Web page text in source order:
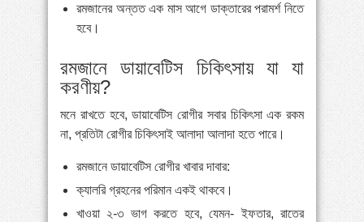
রমজানের অন্তত এক মাস আগে ডাক্তারের পরামর্শ নিতে
হবে।
রমজানে ডায়াবেটিস চিকিৎসায় যা যা
করণীয়?
মনে রাখতে হবে, ডায়াবেটিস রোগীর সবার চিকিৎসা এক রকম
না, প্রতিটা রোগীর চিকিৎসাই আলাদা আলাদা হতে পারে।
রমজানে ডায়াবেটিস রোগীর খাবার দাবার:
ক্যালরি গ্রহনের পরিমান একই থাকবে।
খাওয়া ২-৩ ভাগ করতে হবে, যেমন- ইফতার, রাতের